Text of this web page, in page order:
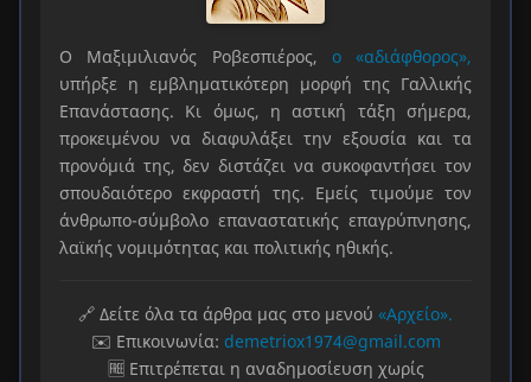
Ο Μαξιμιλιανός Ροβεσπιέρος, ο «αδιάφθορος»,
υπήρξε η εμβληματικότερη μορφή της Γαλλικής
Επανάστασης. Κι όμως, η αστική τάξη σήμερα,
προκειμένου να διαφυλάξει την εξουσία και τα
προνόμιά της, δεν διστάζει να συκοφαντήσει τον
σπουδαιότερο εκφραστή της. Εμείς τιμούμε τον
άνθρωπο-σύμβολο επαναστατικής επαγρύπνησης,
λαϊκής νομιμότητας και πολιτικής ηθικής.
🔗 Δείτε όλα τα άρθρα μας στο μενού «Αρχείο».
✉️ Επικοινωνία: demetriox1974@gmail.com
🆓 Επιτρέπεται η αναδημοσίευση χωρίς